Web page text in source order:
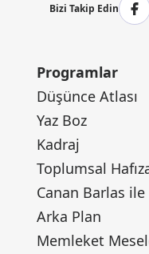
Bizi Takip Edin
Programlar
Düşünce Atlası
Yaz Boz
Kadraj
Toplumsal
Arka Plan
Memleket